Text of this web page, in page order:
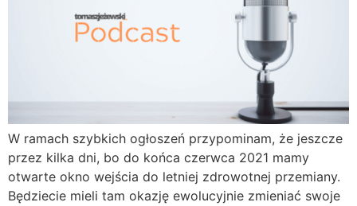
W ramach szybkich ogłoszeń przypominam, że jeszcze
przez kilka dni, bo do końca czerwca 2021 mamy
otwarte okno wejścia do letniej zdrowotnej przemiany.
Będziecie mieli tam okazję ewolucyjnie zmieniać swoje